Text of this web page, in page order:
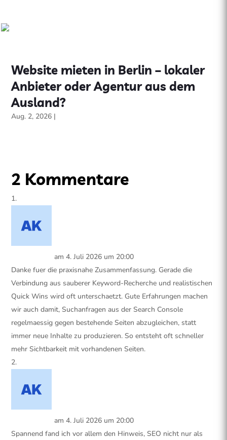
Website mieten in Berlin – lokaler
Anbieter oder Agentur aus dem
Ausland?
Aug. 2, 2026 |
2 Kommentare
am 4. Juli 2026 um 20:00
Danke fuer die praxisnahe Zusammenfassung. Gerade die
Verbindung aus sauberer Keyword-Recherche und realistischen
Quick Wins wird oft unterschaetzt. Gute Erfahrungen machen
wir auch damit, Suchanfragen aus der Search Console
regelmaessig gegen bestehende Seiten abzugleichen, statt
immer neue Inhalte zu produzieren. So entsteht oft schneller
mehr Sichtbarkeit mit vorhandenen Seiten.
am 4. Juli 2026 um 20:00
Spannend fand ich vor allem den Hinweis, SEO nicht nur als